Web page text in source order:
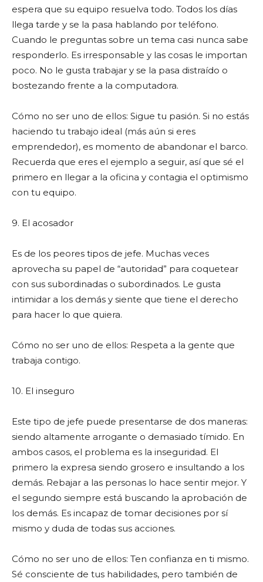
espera que su equipo resuelva todo. Todos los días
llega tarde y se la pasa hablando por teléfono.
Cuando le preguntas sobre un tema casi nunca sabe
responderlo. Es irresponsable y las cosas le importan
poco. No le gusta trabajar y se la pasa distraído o
bostezando frente a la computadora.
Cómo no ser uno de ellos: Sigue tu pasión. Si no estás
haciendo tu trabajo ideal (más aún si eres
emprendedor), es momento de abandonar el barco.
Recuerda que eres el ejemplo a seguir, así que sé el
primero en llegar a la oficina y contagia el optimismo
con tu equipo.
9. El acosador
Es de los peores tipos de jefe. Muchas veces
aprovecha su papel de “autoridad” para coquetear
con sus subordinadas o subordinados. Le gusta
intimidar a los demás y siente que tiene el derecho
para hacer lo que quiera.
Cómo no ser uno de ellos: Respeta a la gente que
trabaja contigo.
10. El inseguro
Este tipo de jefe puede presentarse de dos maneras:
siendo altamente arrogante o demasiado tímido. En
ambos casos, el problema es la inseguridad. El
primero la expresa siendo grosero e insultando a los
demás. Rebajar a las personas lo hace sentir mejor. Y
el segundo siempre está buscando la aprobación de
los demás. Es incapaz de tomar decisiones por sí
mismo y duda de todas sus acciones.
Cómo no ser uno de ellos: Ten confianza en ti mismo.
Sé consciente de tus habilidades, pero también de